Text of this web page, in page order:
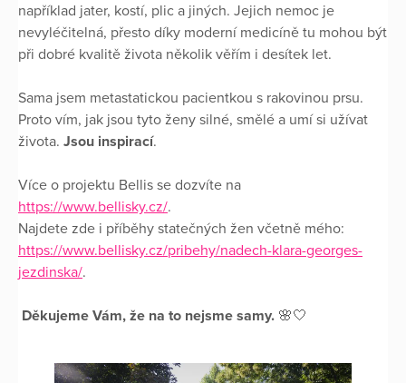
například jater, kostí, plic a jiných. Jejich nemoc je
nevyléčitelná, přesto díky moderní medicíně tu mohou být
při dobré kvalitě života několik věřím i desítek let.
Sama jsem metastatickou pacientkou s rakovinou prsu.
Proto vím, jak jsou tyto ženy silné, smělé a umí si užívat
života. Jsou inspirací.
Více o projektu Bellis se dozvíte na
https://www.bellisky.cz/.
Najdete zde i příběhy statečných žen včetně mého:
https://www.bellisky.cz/pribehy/nadech-klara-georges-
jezdinska/.
Děkujeme Vám, že na to nejsme samy. 🌸🤍